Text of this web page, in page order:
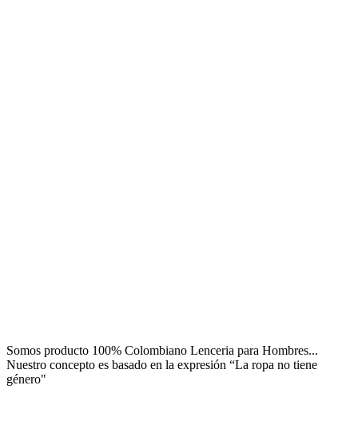
Somos producto 100% Colombiano Lenceria para Hombres...
Nuestro concepto es basado en la expresión “La ropa no tiene
género"